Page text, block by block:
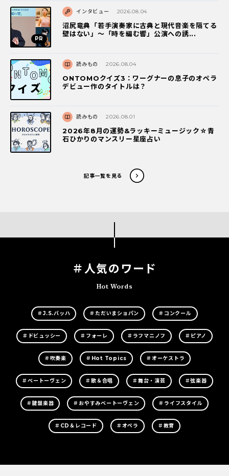
インタビュー 2026.08.04
沼尻竜典「若手演奏家に古典と現代音楽を隔てる
壁はない」～「時を編む響」公演への誘...
読みもの 2026.08.04
ONTOMOクイズ3：ワーグナーの息子のオペラ
デビュー作のタイトルは？
読みもの 2026.08.01
2026年8月の運勢&ラッキーミュージック☆青
石ひかりのマンスリー星座占い
記事一覧を見る
＃人気のワード
Hot Words
＃J.S.バッハ ＃ただいまショパン ＃コンクール
＃ドビュッシー ＃フォーレ ＃ラフマニノフ ＃ピアノ
＃吹奏楽 ＃Hot Topics ＃オーケストラ
＃ベートーヴェン ＃歌＆合唱 ＃舞台・演芸 ＃弦楽器
＃鍵盤楽器 ＃おやすみベートーヴェン ＃ライフスタイル
＃CD＆レコード ＃オペラ ＃教育